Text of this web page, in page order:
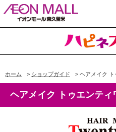
ホーム > ショップガイド > ヘアメイク ト
ヘアメイク トゥエンティ